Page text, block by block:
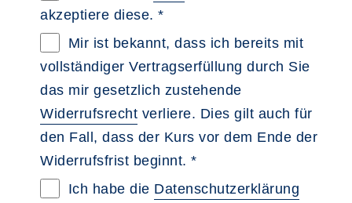
akzeptiere diese. *
Widerrufsbelehrung im neuen Browsertab
Mir ist bekannt, dass ich bereits mit
vollständiger Vertragserfüllung durch Sie
das mir gesetzlich zustehende
Widerrufsrecht verliere. Dies gilt auch für
den Fall, dass der Kurs vor dem Ende der
Widerrufsfrist beginnt. *
Datenschutzerklärung im neuen
Ich habe die Datenschutzerklärung